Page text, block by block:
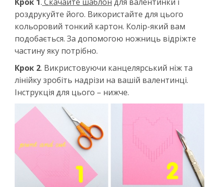
роздрукуйте його. Використайте для цього
кольоровий тонкий картон. Колір-який вам
подобається. За допомогою ножниць відріжте
частину яку потрібно.
Крок 2. Викристовуючи канцелярський ніж та
лінійку зробіть надрізи на вашій валентинці.
Інструкція для цього – нижче.